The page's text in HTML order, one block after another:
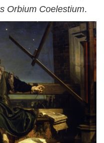
Orbium Coelestium.